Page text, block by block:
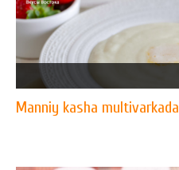
Manniy kasha multivarkada